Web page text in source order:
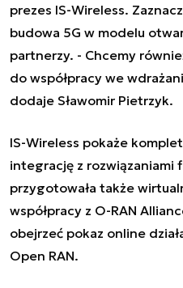
prezes IS-Wireless.
budowa 5G w modelu
partnerzy. - Chcemy
do współpracy we
dodaje Sławomir Pietrzyk.
IS-Wireless pokaże
integrację z rozwiązaniami
przygotowała także
współpracy z O-RAN
obejrzeć pokaz online
Open RAN.